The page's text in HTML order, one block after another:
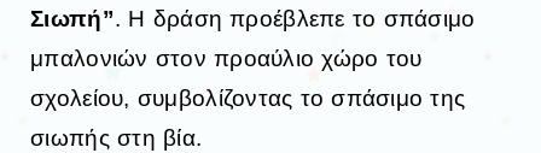
Σιωπή”. Η δράση προέβλεπε το σπάσιμο
μπαλονιών στον προαύλιο χώρο του
σχολείου, συμβολίζοντας το σπάσιμο της
σιωπής στη βία.